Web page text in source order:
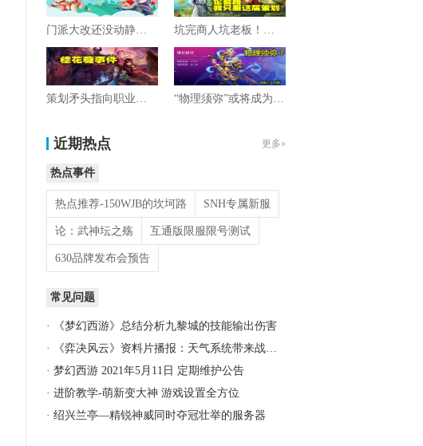
门派大改还没动静？策划按兵不动为哪般 坑完商人坑老板！论套路我只佩服这届策划
策划矛头指向职业商人？桂花糖事件始末 “物理须弥”或将成为增长巡守终极杀器？
近期热点 更多»
热点事件
热点推荐-150WJB的坎坷路 SNH专属新服
论：武神坛之殇 互通版限服限号测试
630品牌发布会预告
常见问题
·
《梦幻西游》总结分析九黎城的技能输出伤害
·
《弈决风云》资料片播报：天气系统带来战斗新变化
· 梦幻西游 2021年5月11日 定期维护公告
· 进阶教学-萌新变大神 游戏设置全方位
· 绍兴兰亭—精锐神威同时夺冠壮举的服务器